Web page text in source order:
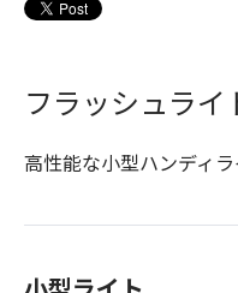
輸血保冷庫
(Bear Avoidance)
止血・止血キット
気道管理
呼吸管理
夏季休業のお知らせ
第7回 地域×Tech東北
会社案内
会社概要
フラッシュライ
高性能な小型ハンディラ